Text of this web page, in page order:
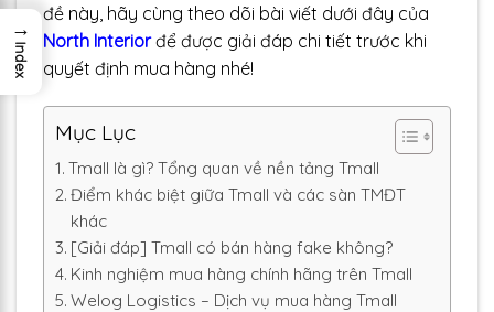
đề này, hãy cùng theo dõi bài viết dưới đây của
North Interiorđể được giải đáp chi tiết trước khi
quyết định mua hàng nhé!
Mục Lục
Tmall là gì? Tổng quan về nền tảng Tmall
Điểm khác biệt giữa Tmall và các sàn TMĐT
khác
[Giải đáp] Tmall có bán hàng fake không?
Kinh nghiệm mua hàng chính hãng trên Tmall
Welog Logistics – Dịch vụ mua hàng Tmall
→
Index